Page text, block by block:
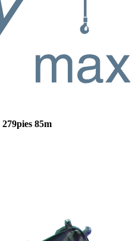
279pies 85m